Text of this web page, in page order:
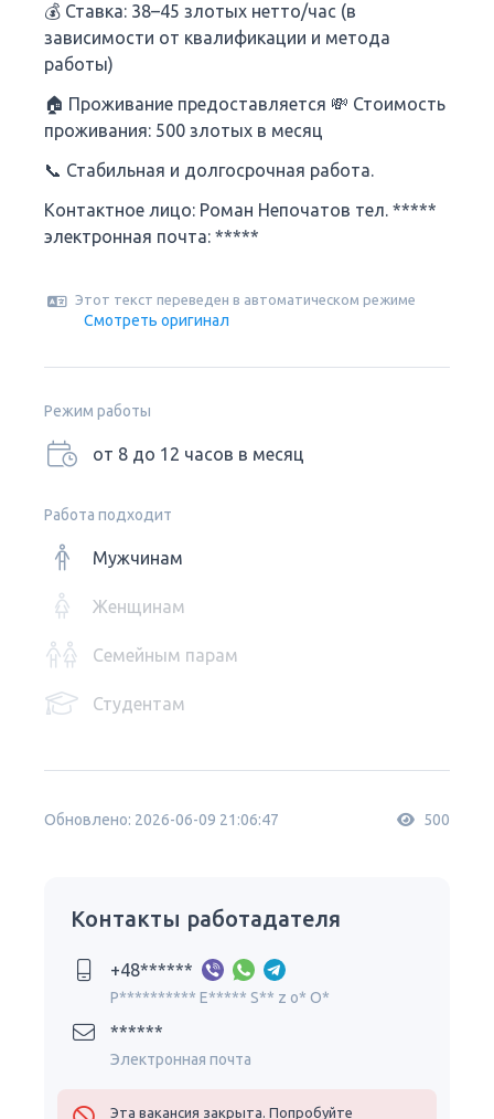
💰 Ставка: 38–45 злотых нетто/час (в
зависимости от квалификации и метода
работы)
🏠 Проживание предоставляется 💸 Стоимость
проживания: 500 злотых в месяц
📞 Стабильная и долгосрочная работа.
Контактное лицо: Роман Непочатов тел. *****
электронная почта: *****
Этот текст переведен в автоматическом режиме
Смотреть оригинал
Режим работы
от 8 до 12 часов в месяц
Работа подходит
Мужчинам
Женщинам
Семейным парам
Студентам
Обновлено: 2026-06-09 21:06:47 500
Контакты работадателя
+48******
P********** E***** S** z o* O*
******
Электронная почта
Эта вакансия закрыта. Попробуйте